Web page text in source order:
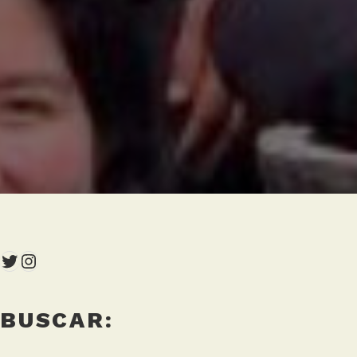
Twitter
Instagram
BUSCAR: